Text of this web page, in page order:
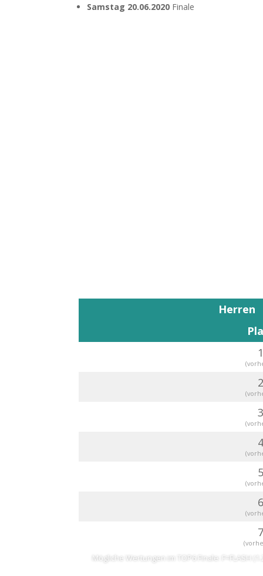
Samstag 20.06.2020 Finale
Herren
1
2
3
4
5
6
7
Mögliche Wertungen im TOP6 Finale: F=FLASH